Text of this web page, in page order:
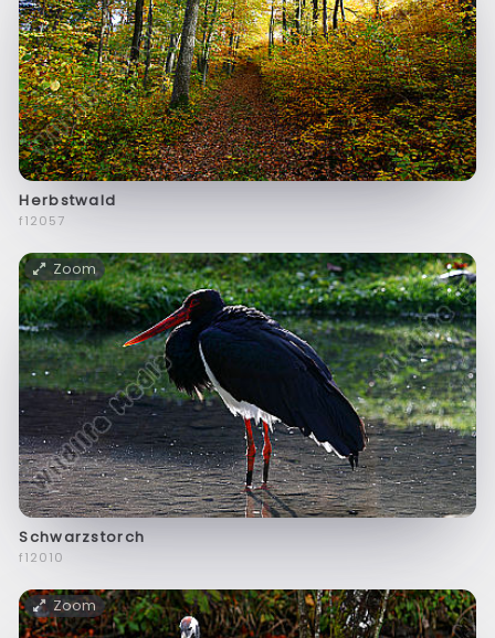
Herbstwald
f12057
Zoom
Schwarzstorch
f12010
Zoom